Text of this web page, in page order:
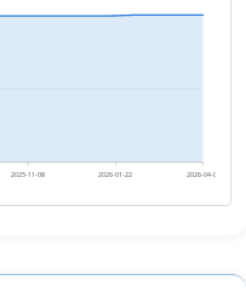
2025-11-08 2026-01-22 2026-04-07